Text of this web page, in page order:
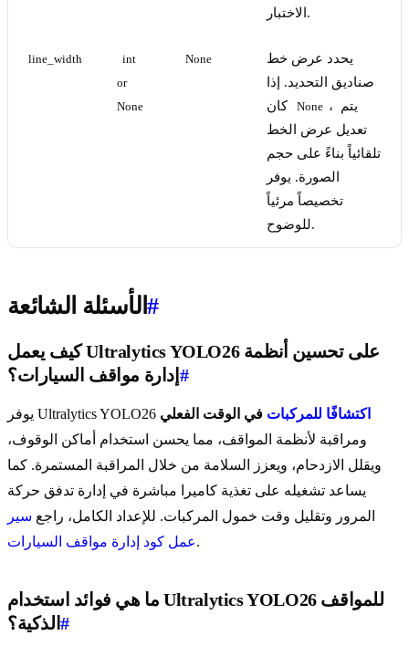
الاختبار.
line_width
int
or
None
None
يحدد عرض خط
صناديق التحديد. إذا
كان
None ، يتم
تعديل عرض الخط
تلقائياً بناءً على حجم
الصورة. يوفر
تخصيصاً مرئياً
للوضوح.
الأسئلة الشائعة#
كيف يعمل Ultralytics YOLO26 على تحسين أنظمة
إدارة مواقف السيارات؟ #
يوفر Ultralytics YOLO26 اكتشافًا للمركبات في الوقت الفعلي
ومراقبة لأنظمة المواقف، مما يحسن استخدام أماكن الوقوف،
ويقلل الازدحام، ويعزز السلامة من خلال المراقبة المستمرة. كما
يساعد تشغيله على تغذية كاميرا مباشرة في إدارة تدفق حركة
المرور وتقليل وقت خمول المركبات. للإعداد الكامل، راجع سير
عمل كود إدارة مواقف السيارات.
ما هي فوائد استخدام Ultralytics YOLO26 للمواقف
الذكية؟#